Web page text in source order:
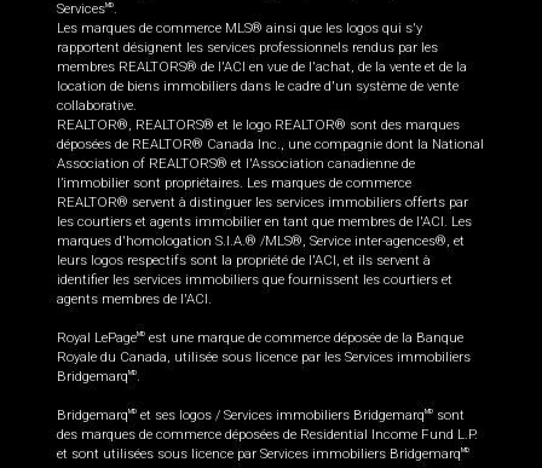
ServicesMD.
Les marques de commerce MLS® ainsi que les logos qui s'y
rapportent désignent les services professionnels rendus par les
membres REALTORS® de l'ACI en vue de l'achat, de la vente et de la
location de biens immobiliers dans le cadre d'un système de vente
collaborative.
REALTOR®, REALTORS® et le logo REALTOR® sont des marques
déposées de REALTOR® Canada Inc., une compagnie dont la National
Association of REALTORS® et l'Association canadienne de
l’immobilier sont propriétaires. Les marques de commerce
REALTOR® servent à distinguer les services immobiliers offerts par
les courtiers et agents immobilier en tant que membres de l'ACI. Les
marques d'homologation S.I.A.® /MLS®, Service inter-agences®, et
leurs logos respectifs sont la propriété de l'ACI, et ils servent à
identifier les services immobiliers que fournissent les courtiers et
agents membres de l'ACI.
Royal LePageMD est une marque de commerce déposée de la Banque
Royale du Canada, utilisée sous licence par les Services immobiliers
BridgemarqMD.
BridgemarqMD et ses logos / Services immobiliers BridgemarqMD
sont
des marques de commerce déposées de Residential Income Fund L.P.
et sont utilisées sous licence par Services immobiliers BridgemarqMD